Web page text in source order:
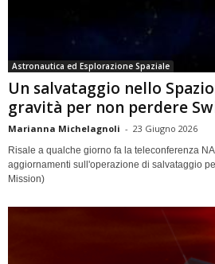
Astronautica ed Esplorazione Spaziale
Un salvataggio nello
gravità per non perdere
Marianna Michelagnoli - 23 Giugno 2026
Risale a qualche giorno fa la teleconferenza
aggiornamenti sull'operazione di salvataggio
Mission)